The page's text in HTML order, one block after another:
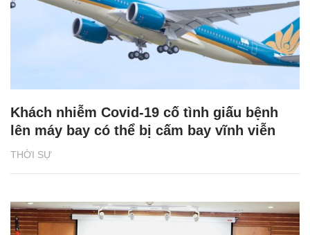
THỜI SỰ
Khách nhiễm Covid-19 cố tình giấu bệnh
lên máy bay có thể bị cấm bay vĩnh viễn